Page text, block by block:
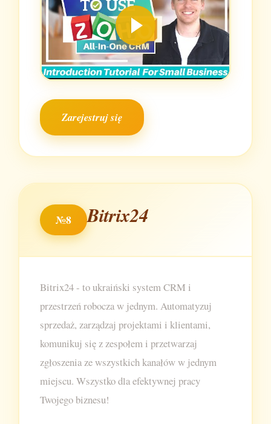
Zarejestruj się
№8 Bitrix24
Bitrix24 - to ukraiński system CRM i
przestrzeń robocza w jednym. Automatyzuj
sprzedaż, zarządzaj projektami i klientami,
komunikuj się z zespołem i przetwarzaj
zgłoszenia ze wszystkich kanałów w jednym
miejscu. Wszystko dla efektywnej pracy
Twojego biznesu!